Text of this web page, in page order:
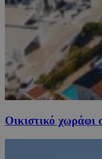
Οικιστικό χωράφι